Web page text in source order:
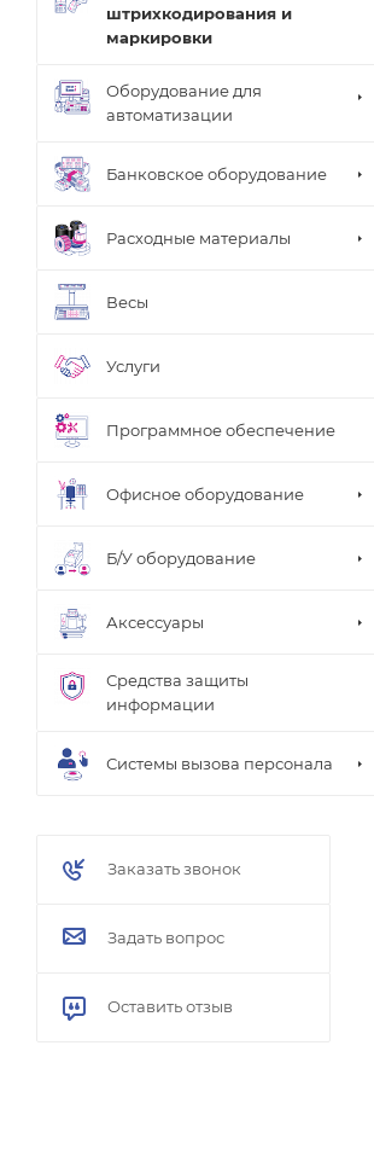
штрихкодирования и
маркировки
Оборудование для
автоматизации
Банковское оборудование
Расходные материалы
Весы
Услуги
Программное обеспечение
Офисное оборудование
Б/У оборудование
Аксессуары
Средства защиты
информации
Системы вызова персонала
Заказать звонок
Задать вопрос
Оставить отзыв